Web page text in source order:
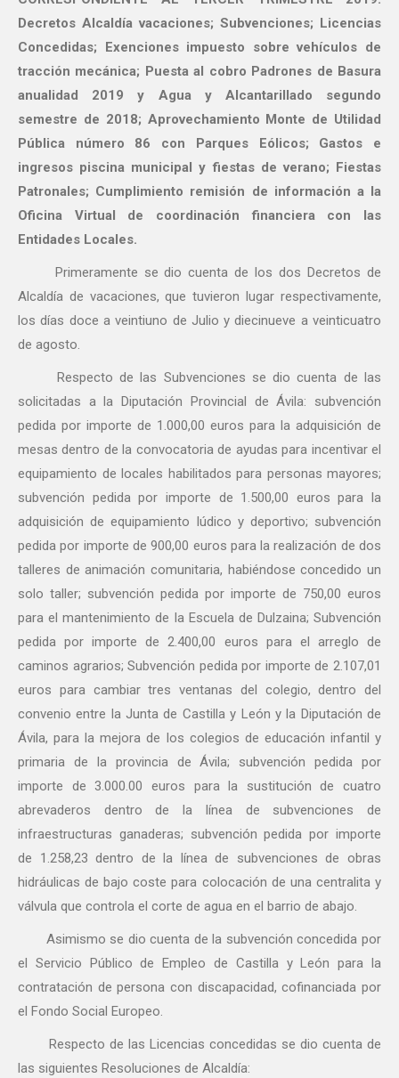
Decretos Alcaldía vacaciones; Subvenciones; Licencias
Concedidas; Exenciones impuesto sobre vehículos de
tracción mecánica; Puesta al cobro Padrones de Basura
anualidad 2019 y Agua y Alcantarillado segundo
semestre de 2018; Aprovechamiento Monte de Utilidad
Pública número 86 con Parques Eólicos; Gastos e
ingresos piscina municipal y fiestas de verano; Fiestas
Patronales; Cumplimiento remisión de información a la
Oficina Virtual de coordinación financiera con las
Entidades Locales.
Primeramente se dio cuenta de los dos Decretos de
Alcaldía de vacaciones, que tuvieron lugar respectivamente,
los días doce a veintiuno de Julio y diecinueve a veinticuatro
de agosto.
Respecto de las Subvenciones se dio cuenta de las
solicitadas a la Diputación Provincial de Ávila: subvención
pedida por importe de 1.000,00 euros para la adquisición de
mesas dentro de la convocatoria de ayudas para incentivar el
equipamiento de locales habilitados para personas mayores;
subvención pedida por importe de 1.500,00 euros para la
adquisición de equipamiento lúdico y deportivo; subvención
pedida por importe de 900,00 euros para la realización de dos
talleres de animación comunitaria, habiéndose concedido un
solo taller; subvención pedida por importe de 750,00 euros
para el mantenimiento de la Escuela de Dulzaina; Subvención
pedida por importe de 2.400,00 euros para el arreglo de
caminos agrarios; Subvención pedida por importe de 2.107,01
euros para cambiar tres ventanas del colegio, dentro del
convenio entre la Junta de Castilla y León y la Diputación de
Ávila, para la mejora de los colegios de educación infantil y
primaria de la provincia de Ávila; subvención pedida por
importe de 3.000.00 euros para la sustitución de cuatro
abrevaderos dentro de la línea de subvenciones de
infraestructuras ganaderas; subvención pedida por importe
de 1.258,23 dentro de la línea de subvenciones de obras
hidráulicas de bajo coste para colocación de una centralita y
válvula que controla el corte de agua en el barrio de abajo.
Asimismo se dio cuenta de la subvención concedida por
el Servicio Público de Empleo de Castilla y León para la
contratación de persona con discapacidad, cofinanciada por
el Fondo Social Europeo.
Respecto de las Licencias concedidas se dio cuenta de
las siguientes Resoluciones de Alcaldía: